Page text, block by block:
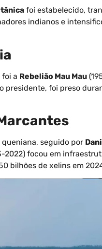
foi estabelecido,
indianos e
a Rebelião Mau Mau
presidente, foi preso
queniana, seguido por
2022) focou em
bilhões de xelins em